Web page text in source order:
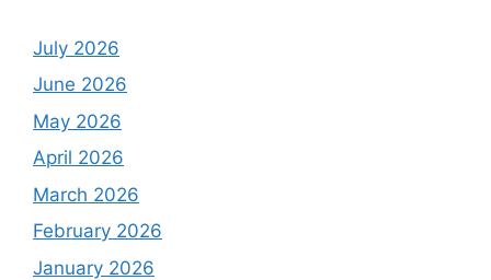
July 2026
June 2026
May 2026
April 2026
March 2026
February 2026
January 2026